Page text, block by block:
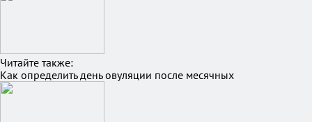
Читайте также:
Как определить день овуляции после месячных